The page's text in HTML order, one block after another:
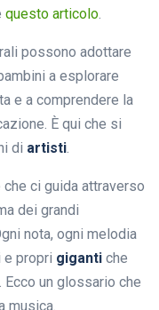
questo articolo.
possono adottare
a esplorare
e a comprendere la
È qui che si
di artisti.
ci guida attraverso
dei grandi
nota, ogni melodia
e propri giganti che
Ecco un glossario che
musica.